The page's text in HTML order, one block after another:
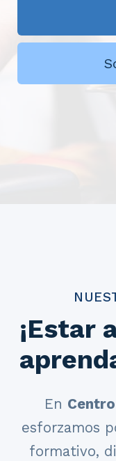
¡Estar
En
esforzamos
formativo,